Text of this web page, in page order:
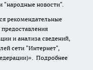
"народные новости".
рекомендательные
и анализа сведений,
сети "Интернет",
Подробнее